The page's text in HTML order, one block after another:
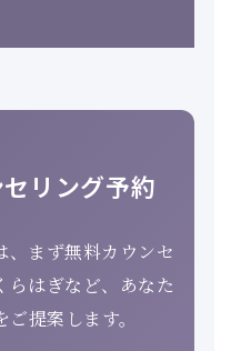
リング予約
、まず無料カウンセ
らはぎなど、あなた
提案します。